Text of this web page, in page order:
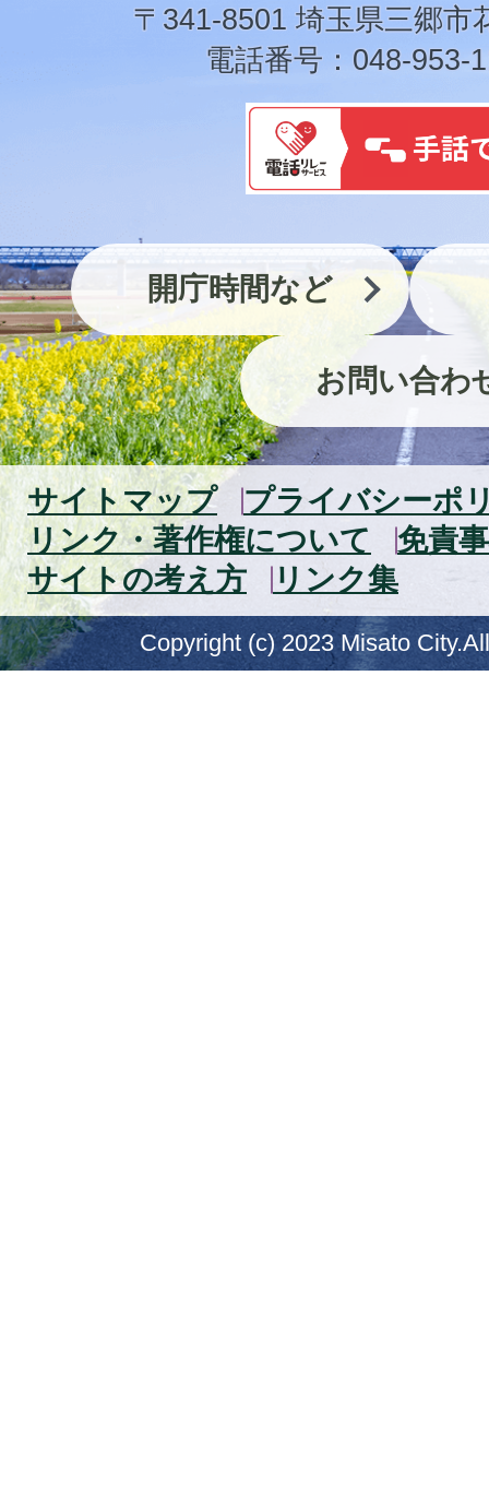
〒341-8501 埼玉県三郷市
電話番号：048-953-
開庁時間など
お問い合わ
サイトマップ
プライバシーポ
リンク・著作権について
免責
サイトの考え方
リンク集
Copyright (c) 2023 Misato